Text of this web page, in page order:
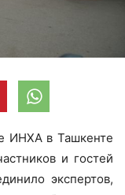
ИНХА в Ташкенте
и гостей
экспертов,